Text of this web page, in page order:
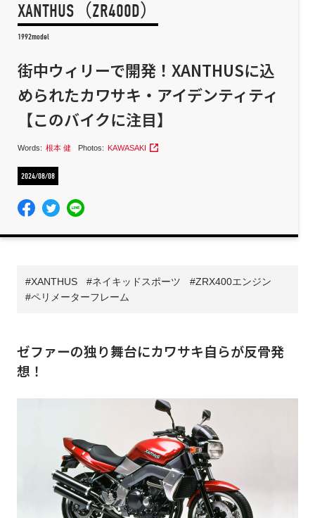
XANTHUS（ZR400D）
1992model
街中ウィリーで開発！XANTHUSに込
められたカワサキ・アイデンティティ
【このバイクに注目】
Words: 根本 健 Photos: KAWASAKI
2024/08/08
XANTHUS ネイキッドスポーツ
ZRX400エンジン
ペリメーターフレーム
ゼファーの独り舞台にカワサキ自らが反骨発
想！